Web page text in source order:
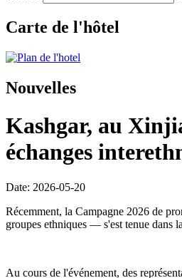
Carte de l'hôtel
Nouvelles
Kashgar, au
échanges
Date: 2026-05-20
Récemment, la Campagne 2026 de
groupes ethniques — s'est tenue dans
Au cours de l'événement, des